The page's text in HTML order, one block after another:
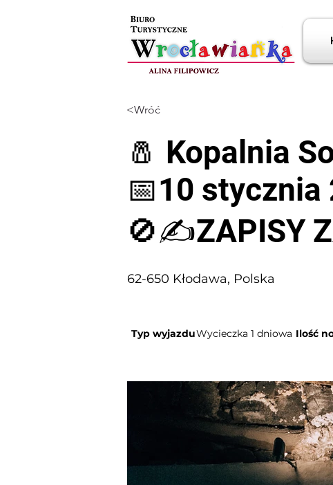
<Wróć
🧂 Kopalnia
📅10 stycznia
🚫✍️ZAPISY
62-650 Kłodawa, Polska
Typ wyjazduWycieczka 1 dniowa Ilość